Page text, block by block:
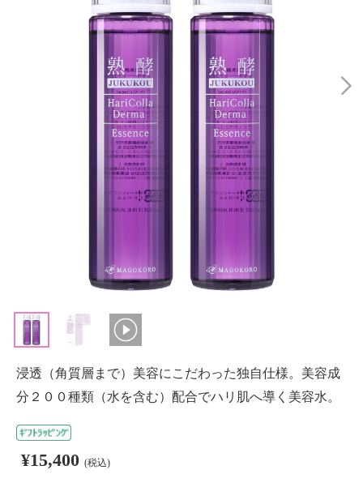
浸透（角質層まで）美容にこだわった独自仕様。美容成
分２００種類（水を含む）配合でハリ肌へ導く美容水。
¥15,400 (税込)